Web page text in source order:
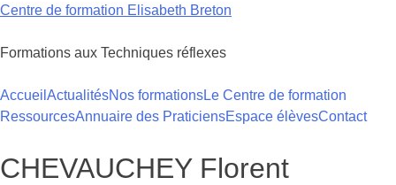
Centre de formation Elisabeth Breton
Formations aux Techniques réflexes
Accueil ActualitésNos formationsLe Centre de formation
RessourcesAnnuaire des PraticiensEspace élèvesContact
CHEVAUCHEY Florent